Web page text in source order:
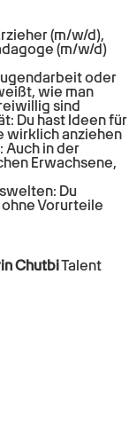
(m/w/d),
(m/w/d)
oder
wie man
sind
Du hast Ideen für
wirklich anziehen
Auch in der
Erwachsene,
Du
Vorurteile
ChutbiTalent